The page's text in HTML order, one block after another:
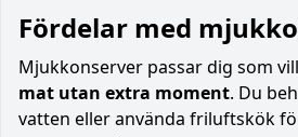
Fördelar med
Mjukkonserver passar dig som
mat utan extra moment. Du
vatten eller använda friluftskök